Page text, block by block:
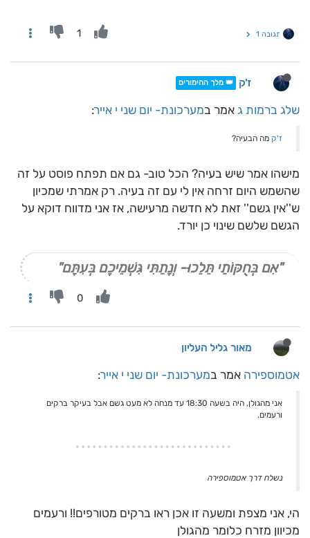
תגובה 1 1
ז'ק 👑 מלך ההימורים
שלג ברמות ג אמר במערכונת- יום שני י אייר:
ז'ק מה הבעיה?
מישהו אמר שיש בעיה? הכל טוב- גם אם תפתח פוסט על זה
שהשמש היום זרחה אין לי עם זה בעיה. רק אמרתי שמכיון
ש''אין גשם'' זאת לא חדשה מרעישה, אז אני מדווח דוקא על
הגשם שלשם שינוי כן יורד.
"אִם בְּחֻקּוֹתַי תֵּלֵכוּ- וְנָתַתִּי גִּשְׁמֵיכֶם בְּעִתָּם"
0
מאור גליל העליון
אטמוספירה אמר במערכונת- יום שני י אייר:
אני מהגולן, היה בשעה 18:30 עד מנחה לא מעט גשם אבל בעיקר ברקים
ורעמים.
נשלח דרך אטמוספירה
הי, אני מצפת ומשעה זו אכן ראו ברקים מטורפים!! ורעמים
מכיוון מזרח כלומר מהגולן